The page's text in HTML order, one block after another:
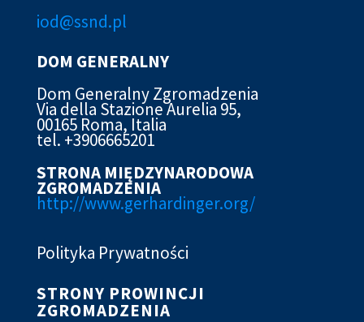
iod@ssnd.pl
DOM GENERALNY
Dom Generalny Zgromadzenia
Via della Stazione Aurelia 95,
00165 Roma, Italia
tel. +3906665201
STRONA MIĘDZYNARODOWA
ZGROMADZENIA
http://www.gerhardinger.org/
Polityka Prywatności
STRONY PROWINCJI
ZGROMADZENIA